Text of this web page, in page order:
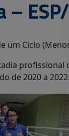
–
um Ciclo
profissional
de 2020 a 2022.